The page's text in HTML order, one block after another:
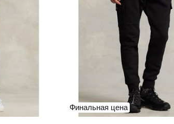
Финальная цена